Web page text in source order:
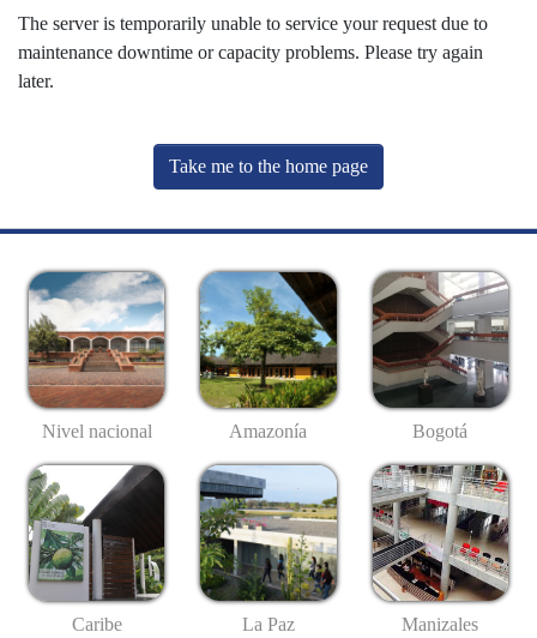
The server is temporarily unable to service your request due to
maintenance downtime or capacity problems. Please try again
later.
Take me to the home page
Nivel nacional Amazonía Bogotá
Caribe La Paz Manizales